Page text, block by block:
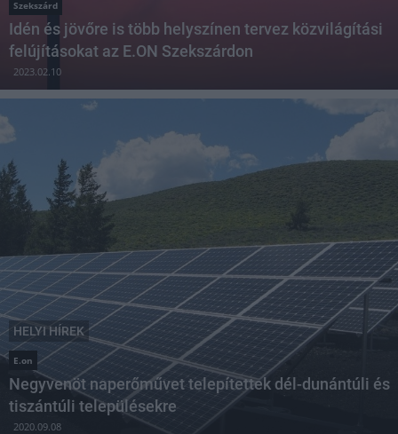
Szekszárd
Idén és jövőre is több helyszínen tervez közvilágítási
felújításokat az E.ON Szekszárdon
2023.02.10
HELYI HÍREK
E.on
Negyvenöt naperőművet telepítettek dél-dunántúli és
tiszántúli településekre
2020.09.08